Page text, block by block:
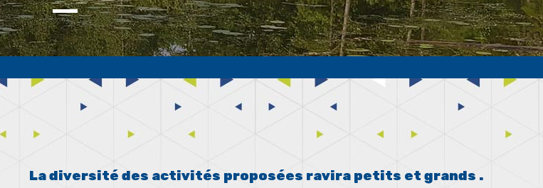
La diversité des activités proposées ravira petits et grands .